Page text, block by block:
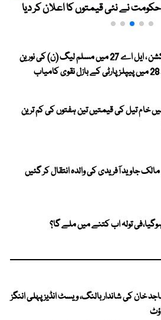
نے نئی قیمتوں کا اعلان کر دیا
آزاد کشمیر الیکشن ، ایل اے 27 میں مسلم لیگ (ن) کی نورین
خام تیل کی قیمتیں تین ہفتوں کی کم ترین
جاوید آفریدی کی والدہ انتقال کر گئیں
تولہ اب کتنے میں ملے گا؟
خان کی شاندار بالنگ، ویسٹ انڈیز پہلی اننگز